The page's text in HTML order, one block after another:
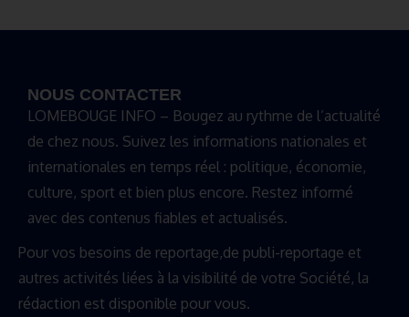
NOUS CONTACTER
LOMEBOUGE INFO – Bougez au rythme de l’actualité
de chez nous. Suivez les informations nationales et
internationales en temps réel : politique, économie,
culture, sport et bien plus encore. Restez informé
avec des contenus fiables et actualisés.
Pour vos besoins de reportage,de publi-reportage et
autres activités liées à la visibilité de votre Société, la
rédaction est disponible pour vous.